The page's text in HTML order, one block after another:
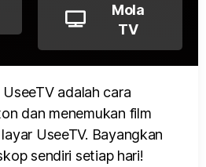
Mola
TV
adalah cara
dan menemukan film
UseeTV. Bayangkan
sendiri setiap hari!